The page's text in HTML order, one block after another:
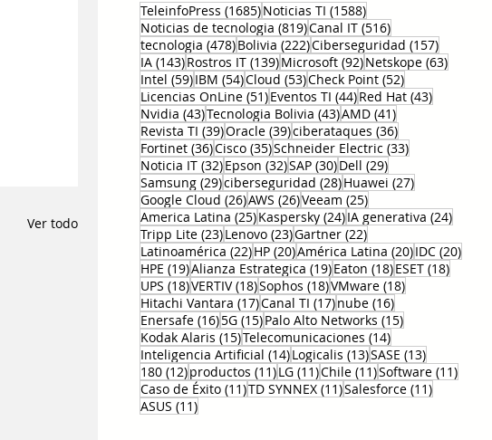
Ver todo
TeleinfoPress (1685)1685 entradas
Noticias TI (1588)1588 entradas
Noticias de tecnologia (819)819 entradas
Canal IT (516)516 entradas
tecnologia (478)478 entradas
Bolivia (222)222 entradas
Ciberseguridad (157)157
IA (143)143 entradas
Rostros IT (139)139 entradas
Microsoft (92)92 entradas
Netskope (63)63
Intel (59)59 entradas
IBM (54)54 entradas
Cloud (53)53 entradas
Check Point (52)52 entradas
Licencias OnLine (51)51 entradas
Eventos TI (44)44 entradas
Red Hat (43)43
Nvidia (43)43 entradas
Tecnologia Bolivia (43)43 entradas
AMD (41)41 entradas
Revista TI (39)39 entradas
Oracle (39)39 entradas
ciberataques (36)36 entradas
Fortinet (36)36 entradas
Cisco (35)35 entradas
Schneider Electric (33)33 entradas
Noticia IT (32)32 entradas
Epson (32)32 entradas
SAP (30)30 entradas
Dell (29)29 entradas
Samsung (29)29 entradas
ciberseguridad (28)28 entradas
Huawei (27)27 entradas
Google Cloud (26)26 entradas
AWS (26)26 entradas
Veeam (25)25 entradas
America Latina (25)25 entradas
Kaspersky (24)24 entradas
IA generativa (24)24
Tripp Lite (23)23 entradas
Lenovo (23)23 entradas
Gartner (22)22 entradas
Latinoamérica (22)22 entradas
HP (20)20 entradas
América Latina (20)20 entradas
IDC (20)20
HPE (19)19 entradas
Alianza Estrategica (19)19 entradas
Eaton (18)18 entradas
ESET (18)18
UPS (18)18 entradas
VERTIV (18)18 entradas
Sophos (18)18 entradas
VMware (18)18 entradas
Hitachi Vantara (17)17 entradas
Canal TI (17)17 entradas
nube (16)16 entradas
Enersafe (16)16 entradas
5G (15)15 entradas
Palo Alto Networks (15)15 entradas
Kodak Alaris (15)15 entradas
Telecomunicaciones (14)14 entradas
Inteligencia Artificial (14)14 entradas
Logicalis (13)13 entradas
SASE (13)13
180 (12)12 entradas
productos (11)11 entradas
LG (11)11 entradas
Chile (11)11 entradas
Software (11)11
Caso de Éxito (11)11 entradas
TD SYNNEX (11)11 entradas
Salesforce (11)11
ASUS (11)11 entradas